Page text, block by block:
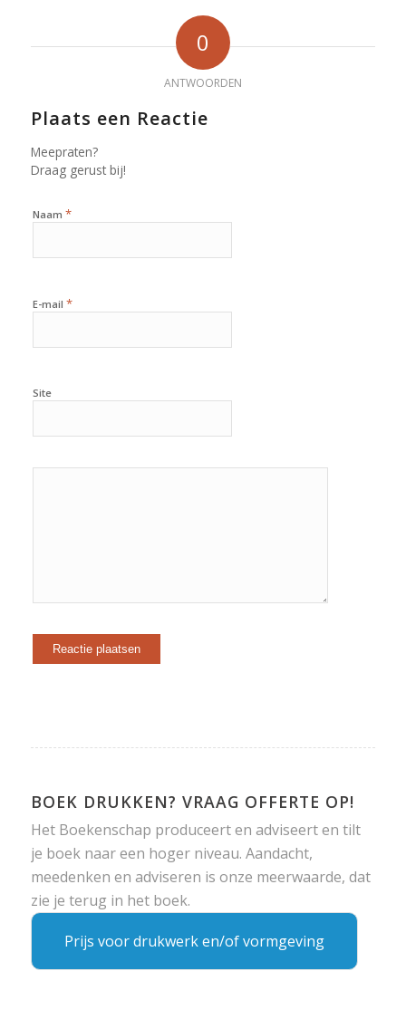
0
ANTWOORDEN
Plaats een Reactie
Meepraten?
Draag gerust bij!
Naam *
E-mail *
Site
BOEK DRUKKEN? VRAAG OFFERTE OP!
Het Boekenschap produceert en adviseert en tilt
je boek naar een hoger niveau. Aandacht,
meedenken en adviseren is onze meerwaarde, dat
zie je terug in het boek.
Prijs voor drukwerk en/of vormgeving